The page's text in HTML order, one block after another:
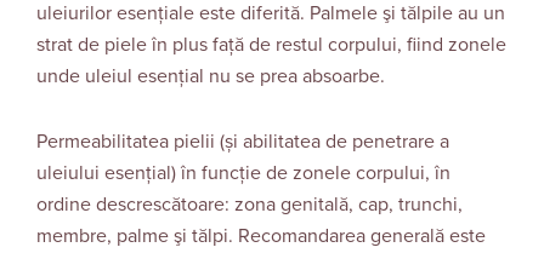
uleiurilor esenţiale este diferită. Palmele şi tălpile au un
strat de piele în plus faţă de restul corpului, fiind zonele
unde uleiul esenţial nu se prea absoarbe.
Permeabilitatea pielii (și abilitatea de penetrare a
uleiului esenţial) în funcţie de zonele corpului, în
ordine descrescătoare: zona genitală, cap, trunchi,
membre, palme şi tălpi. Recomandarea generală este